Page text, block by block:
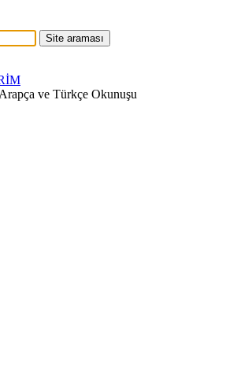
ve Türkçe Okunuşu